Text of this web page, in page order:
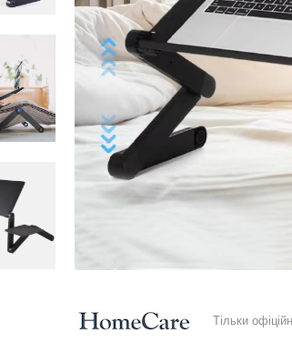
Тільки